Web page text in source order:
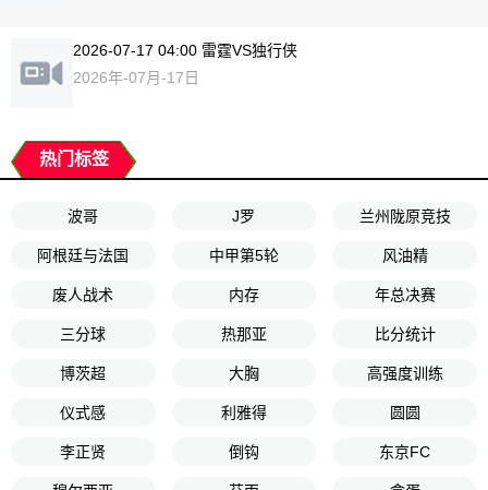
2026-07-17 04:00 雷霆VS独行侠
2026年-07月-17日
热门标签
波哥 J罗 兰州陇原竞技
阿根廷与法国 中甲第5轮 风油精
废人战术 内存 年总决赛
三分球 热那亚 比分统计
博茨超 大胸 高强度训练
仪式感 利雅得 圆圆
李正贤 倒钩 东京FC